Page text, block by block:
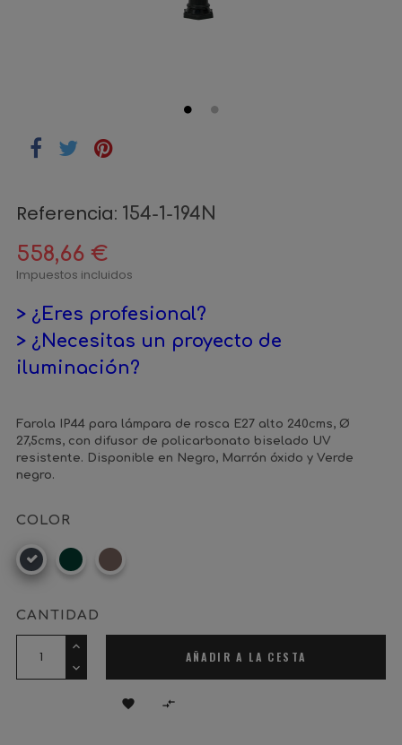
Referencia: 154-1-194N
558,66 €
Impuestos incluidos
> ¿Eres profesional?
> ¿Necesitas un proyecto de
iluminación?
Farola IP44 para lámpara de rosca E27 alto 240cms, Ø
27,5cms, con difusor de policarbonato biselado UV
resistente. Disponible en Negro, Marrón óxido y Verde
negro.
COLOR
Negro
Verde
Carruaje
Marrón
Óxido
CANTIDAD
AÑADIR A LA CESTA
 